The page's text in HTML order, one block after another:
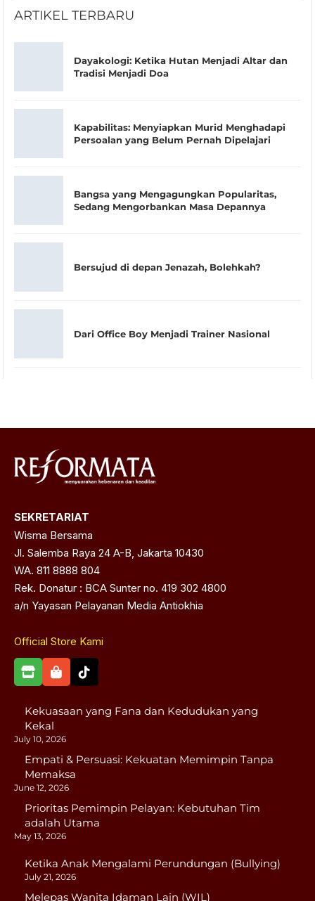
ARTIKEL TERBARU
Dayakologi: Ketika Hutan Menjadi Altar dan
Tradisi Menjadi Doa
Kapabilitas: Menyiapkan Murid Menghadapi
Persoalan yang Belum Pernah Dipelajari
Bangsa yang Mengagungkan Popularitas,
Sedang Mengorbankan Masa Depannya
Bersujud di depan Jenazah, Bolehkah?
Dari Office Boy Menjadi Trainer Nasional
SEKRETARIAT
Wisma Bersama
Jl. Salemba Raya 24 A-B, Jakarta 10430
WA. 811 8888 804
Rek. Donatur : BCA Sunter no. 419 302 4800
a/n Yayasan Pelayanan Media Antiokhia
Official Store Kami
Kekuasaan yang Fana dan Kedudukan yang
Kekal
July 10, 2026
Empati & Persuasi: Kekuatan Memimpin Tanpa
Memaksa
June 12, 2026
Prioritas Pemimpin Pelayan: Kebutuhan Tim
adalah Utama
May 13, 2026
Ketika Anak Mengalami Perundungan (Bullying)
July 21, 2026
Melepas Wanita Idaman Lain (WIL)